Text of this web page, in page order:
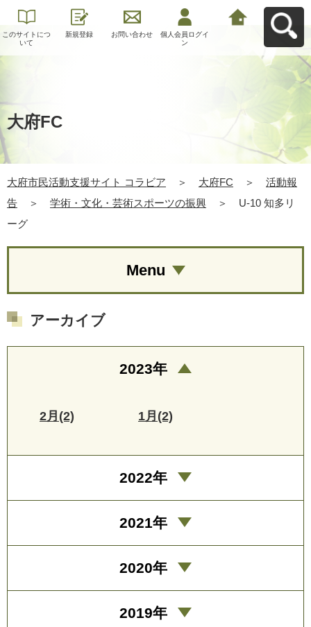
このサイトにつ
いて
新規登録 お問い合わせ
個人会員ログイ
ン
大府FC
大府市民活動支援サイト コラビア ＞ 大府FC ＞
活動報
告
＞ 学術・文化・芸術スポーツの振興 ＞
U-10 知多リ
ーグ
Menu
アーカイブ
2023年
2月(2) 1月(2)
2022年
2021年
2020年
2019年